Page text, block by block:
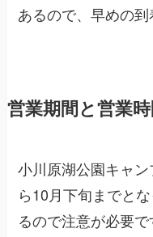
あるので、早めの到
営業期間と営業
小川原湖公園キャ
ら10月下旬までと
るので注意が必要で